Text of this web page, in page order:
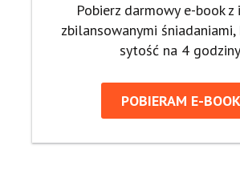
Pobierz darmowy e-book
zbilansowanymi
sytość na 4
POBIERAM E-BOOK